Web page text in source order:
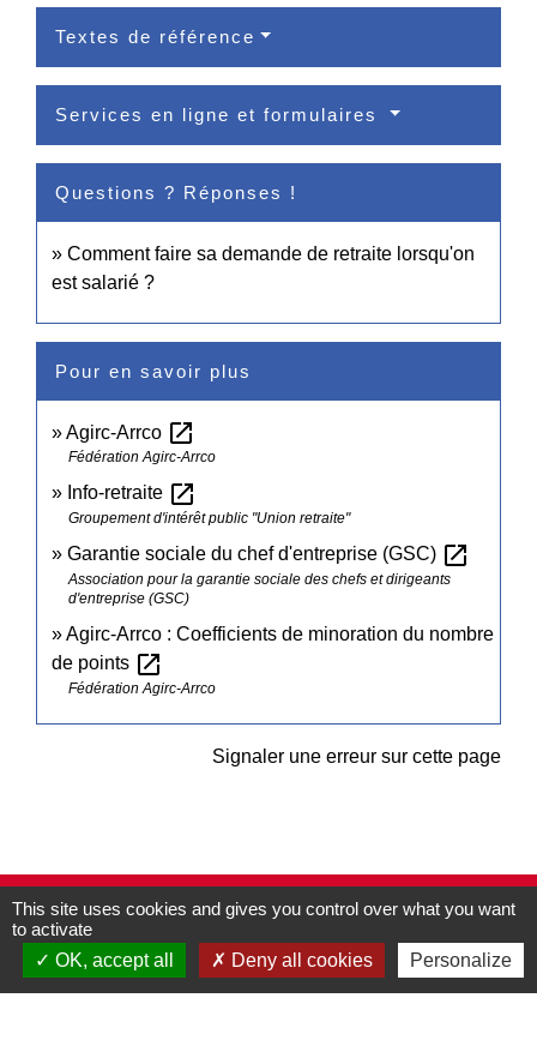
Textes de référence
Services en ligne et formulaires
Questions ? Réponses !
Comment faire sa demande de retraite lorsqu'on
est salarié ?
Pour en savoir plus
Agirc-Arrco open_in_new
Fédération Agirc-Arrco
Info-retraite open_in_new
Groupement d'intérêt public "Union retraite"
Garantie sociale du chef d'entreprise (GSC) open_in_new
Association pour la garantie sociale des chefs et dirigeants
d'entreprise (GSC)
Agirc-Arrco : Coefficients de minoration du nombre
de points open_in_new
Fédération Agirc-Arrco
Signaler une erreur sur cette page
Contacts
Commune de Pullay
2 rue des Rossignols
27130 Pullay - FRANCE
This site uses cookies and gives you control over what you want
to activate
OK, accept all
Deny all cookies Personalize